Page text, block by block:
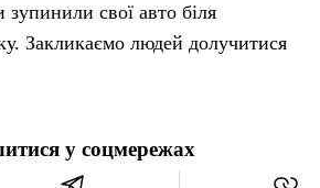
свої авто біля
Закликаємо людей долучитися
у соцмережах